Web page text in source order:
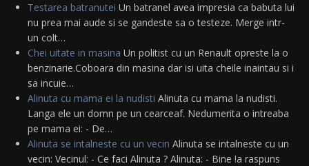
Testarea batranutei Un batranel avea impresia ca babuta lui
nu prea mai aude si se gandeste sa o testeze. Merge intr-
un colt…
Chei uitate in masina Un politist cu un Renault opreste la o
benzinarie.Coboara din masina dar isi uita cheile inaintau si i
sa incuie…
Alinuta cu mama ei la nudisti Alinuta cu mama la nudisti.
Langa ele un domn pe un cearceaf. Nedumerita o intreaba
pe mama ei: - De…
Alinuta se intalneste cu un vecin Alinuta se intalneste cu un
vecin: Vecinul: - Ce faci Alinuta ? Alinuta: - Bine !a raspuns